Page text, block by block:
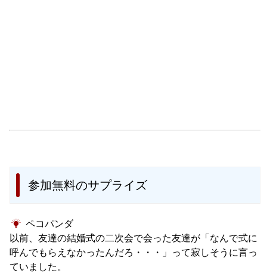
参加無料のサプライズ
ペコパンダ
以前、友達の結婚式の二次会で会った友達が「なんで式に
呼んでもらえなかったんだろ・・・」って寂しそうに言っ
ていました。